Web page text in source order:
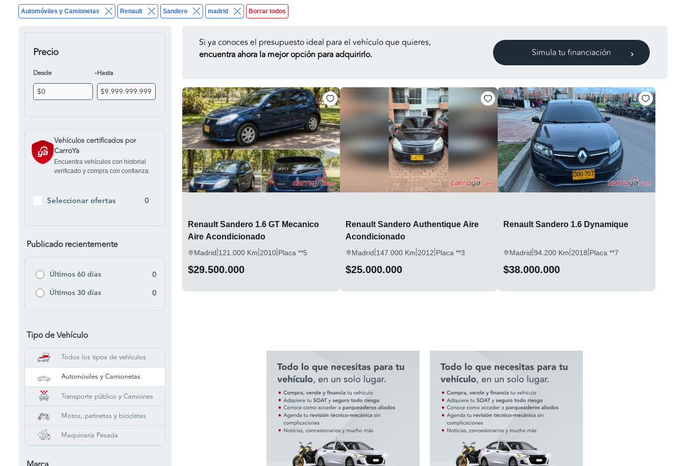
Automóviles y Camionetas Renault Sandero madrid Borrar todos
Precio
Desde -Hasta
Vehículos certificados por
CarroYa
Encuentra vehículos con historial
verificado y compra con confianza.
Seleccionar ofertas 0
Publicado recientemente
Últimos 60 días 0
Últimos 30 días 0
Tipo de Vehículo
Todos los tipos de vehículos
Automóviles y Camionetas
Transporte público y Camiones
Motos, patinetas y bicicletas
Maquinaria Pesada
Si ya conoces el presupuesto ideal para el vehículo que quieres,
encuentra ahora la mejor opción para adquirirlo.
Simula tu financiación
Renault Sandero 1.6 GT Mecanico
Aire Acondicionado
Madrid|121.000 Km|2010|Placa **5
$29.500.000
Renault Sandero Authentique Aire
Acondicionado
Madrid|147.000 Km|2012|Placa **3
$25.000.000
Renault Sandero 1.6 Dynamique
Madrid|94.200 Km|2018|Placa **7
$38.000.000